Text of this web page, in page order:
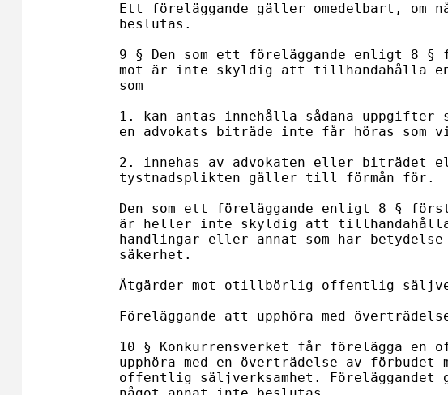
Ett föreläggande gäller omedelbart, om
beslutas.
9 § Den som ett föreläggande enligt 8
mot är inte skyldig att tillhandahålla
som
1. kan antas innehålla sådana uppgifter
en advokats biträde inte får höras som
2. innehas av advokaten eller biträdet
tystnadsplikten gäller till förmån för.
Den som ett föreläggande enligt 8 §
är heller inte skyldig att
handlingar eller annat som har
säkerhet.
Åtgärder mot otillbörlig offentlig
Föreläggande att upphöra med
10 § Konkurrensverket får förelägga
upphöra med en överträdelse av
offentlig säljverksamhet. Föreläggandet